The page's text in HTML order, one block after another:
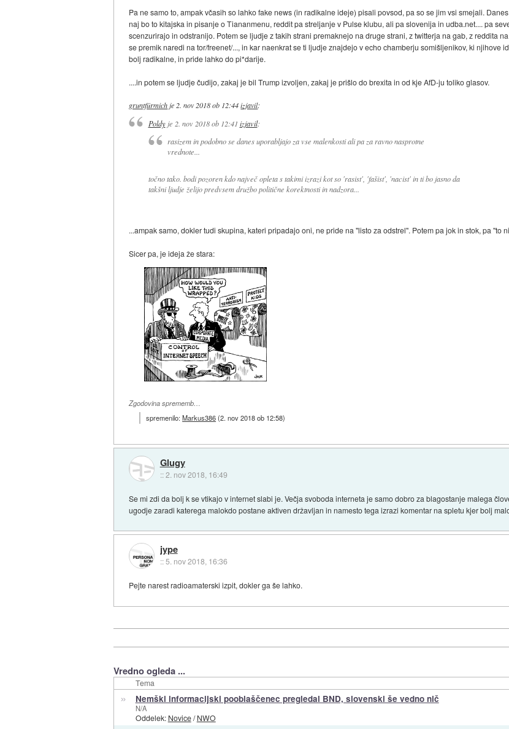
Pa ne samo to, ampak včasih so lahko fake news (in radikalne ideje) pisali povsod, pa so se jim vsi smejali.
naj bo to kitajska in pisanje o Tiananmenu, reddit pa streljanje v Pulse klubu, ali pa slovenija in udba.net.... pa
scenzurirajo in odstranijo. Potem se ljudje z takih strani premaknejo na druge strani, z twitterja na gab, z reddita
se premik naredi na tor/freenet/..., in kar naenkrat se ti ljudje znajdejo v echo chamberju somišljenikov, ki njihove
bolj radikalne, in pride lahko do pi*darije.
....in potem se ljudje čudijo, zakaj je bil Trump izvoljen, zakaj je prišlo do brexita in od kje AfD-ju toliko glasov.
gruntfürmich je 2. nov 2018 ob 12:44 izjavil:
Poldyje 2. nov 2018 ob 12:41 izjavil:
rasizem in podobno se danes uporabljajo za vse malenkosti ali pa za ravno nasprotne
vrednote...
točno tako. bodi pozoren kdo največ opleta s takimi izrazi kot so 'rasist', 'fašist', 'nacist' in ti bo jasno da
takšni ljudje želijo predvsem družbo politične korektnosti in nadzora...
...ampak samo, dokler tudi skupina, kateri pripadajo oni, ne pride na "listo za odstrel". Potem pa jok in stok, pa "to
Sicer pa, je ideja že stara:
Zgodovina sprememb…
spremenilo:Markus386(2. nov 2018 ob 12:58)
Glugy
::2. nov 2018, 16:49
Se mi zdi da bolj k se vtikajo v internet slabi je. Večja svoboda interneta je samo dobro za blagostanje malega
ugodje zaradi katerega malokdo postane aktiven državljan in namesto tega izrazi komentar na spletu kjer bolj
jype
::5. nov 2018, 16:36
Pejte narest radioamaterski izpit, dokler ga še lahko.
Vredno ogleda ...
Tema
» Nemški informacijski pooblaščenec pregledal BND, slovenski še vedno nič
N/A
Oddelek: Novice/NWO